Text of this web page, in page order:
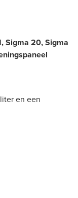
Sigma 20, Sigma
en een